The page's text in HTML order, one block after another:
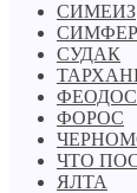
СИМЕИЗ
СУДАК
ФОРОС
ЧТО
ЯЛТА